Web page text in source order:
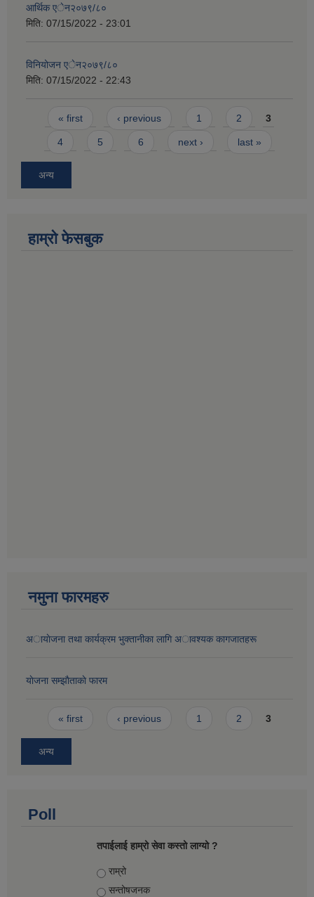
आर्थिक एेन२०७९/८०
मिति: 07/15/2022 - 23:01
विनियोजन एेन२०७९/८०
मिति: 07/15/2022 - 22:43
Pages
« first ‹ previous 1 2 3
4 5 6 next › last »
अन्य
हाम्राे फेसबुक
नमुना फारमहरु
अायाेजना तथा कार्यक्रम भुक्तानीका लागि अावश्यक कागजातहरू
याेजना सम्झाैताकाे फारम
Pages
« first ‹ previous 1 2 3
अन्य
Poll
तपाईलाई हाम्रो सेवा कस्तो लाग्यो ?
Choices
राम्रो
सन्तोषज‍नक